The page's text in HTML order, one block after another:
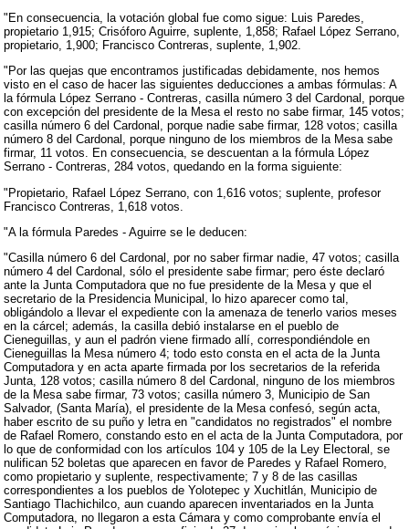
"En consecuencia, la votación global fue como sigue: Luis Paredes,
propietario 1,915; Crisóforo Aguirre, suplente, 1,858; Rafael López Serrano,
propietario, 1,900; Francisco Contreras, suplente, 1,902.
"Por las quejas que encontramos justificadas debidamente, nos hemos
visto en el caso de hacer las siguientes deducciones a ambas fórmulas: A
la fórmula López Serrano - Contreras, casilla número 3 del Cardonal, porque
con excepción del presidente de la Mesa el resto no sabe firmar, 145 votos;
casilla número 6 del Cardonal, porque nadie sabe firmar, 128 votos; casilla
número 8 del Cardonal, porque ninguno de los miembros de la Mesa sabe
firmar, 11 votos. En consecuencia, se descuentan a la fórmula López
Serrano - Contreras, 284 votos, quedando en la forma siguiente:
"Propietario, Rafael López Serrano, con 1,616 votos; suplente, profesor
Francisco Contreras, 1,618 votos.
"A la fórmula Paredes - Aguirre se le deducen:
"Casilla número 6 del Cardonal, por no saber firmar nadie, 47 votos; casilla
número 4 del Cardonal, sólo el presidente sabe firmar; pero éste declaró
ante la Junta Computadora que no fue presidente de la Mesa y que el
secretario de la Presidencia Municipal, lo hizo aparecer como tal,
obligándolo a llevar el expediente con la amenaza de tenerlo varios meses
en la cárcel; además, la casilla debió instalarse en el pueblo de
Cieneguillas, y aun el padrón viene firmado allí, correspondiéndole en
Cieneguillas la Mesa número 4; todo esto consta en el acta de la Junta
Computadora y en acta aparte firmada por los secretarios de la referida
Junta, 128 votos; casilla número 8 del Cardonal, ninguno de los miembros
de la Mesa sabe firmar, 73 votos; casilla número 3, Municipio de San
Salvador, (Santa María), el presidente de la Mesa confesó, según acta,
haber escrito de su puño y letra en "candidatos no registrados" el nombre
de Rafael Romero, constando esto en el acta de la Junta Computadora, por
lo que de conformidad con los artículos 104 y 105 de la Ley Electoral, se
nulifican 52 boletas que aparecen en favor de Paredes y Rafael Romero,
como propietario y suplente, respectivamente; 7 y 8 de las casillas
correspondientes a los pueblos de Yolotepec y Xuchitlán, Municipio de
Santiago Tlachichilco, aun cuando aparecen inventariados en la Junta
Computadora, no llegaron a esta Cámara y como comprobante envía el